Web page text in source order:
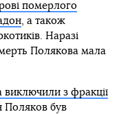
померлого
, а також
Наразі
Полякова мала
виключили з фракції
Поляков був